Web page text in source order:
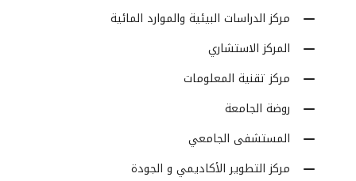
مركز الدراسات البيئية والموارد المائية
المركز الاستشاري
مركز تقنية المعلومات
روضة الجامعة
المستشفى الجامعي
مركز التطوير الأكاديمي و الجودة